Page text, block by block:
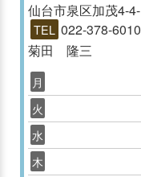
仙台市泉区加茂4-
TEL 022-378-6010
菊田 隆三
月
火
水
木